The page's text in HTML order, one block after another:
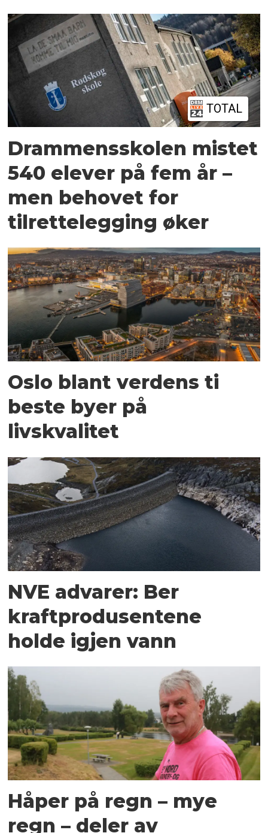
TOTAL
Drammensskolen mistet
540 elever på fem år –
men behovet for
tilrettelegging øker
Oslo blant verdens ti
beste byer på
livskvalitet
NVE advarer: Ber
kraftprodusentene
holde igjen vann
Håper på regn – mye
regn – deler av